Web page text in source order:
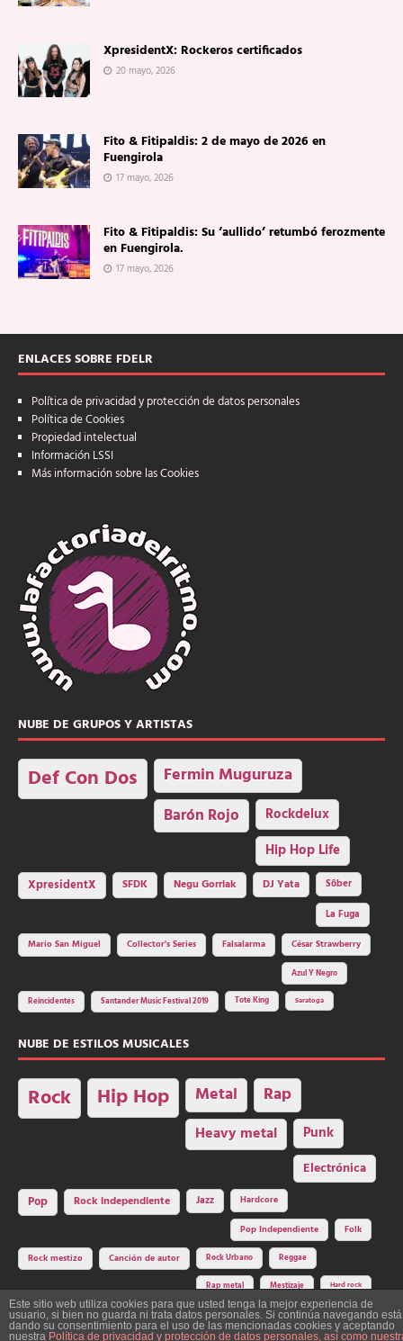
XpresidentX: Rockeros certificados
20 mayo, 2026
Fito & Fitipaldis: 2 de mayo de 2026 en
Fuengirola
17 mayo, 2026
Fito & Fitipaldis: Su ‘aullido’ retumbó ferozmente
en Fuengirola.
17 mayo, 2026
ENLACES SOBRE FDELR
Política de privacidad y protección de datos personales
Política de Cookies
Propiedad intelectual
Información LSSI
Más información sobre las Cookies
NUBE DE GRUPOS Y ARTISTAS
Def Con Dos Fermin Muguruza
Barón Rojo Rockdelux
Hip Hop Life
XpresidentX SFDK Negu Gorriak DJ Yata
Sôber
La Fuga
Mario San Miguel
Collector's Series Falsalarma César Strawberry
Azul Y Negro
Reincidentes Santander Music Festival 2019 Tote King Saratoga
NUBE DE ESTILOS MUSICALES
Rock Hip Hop Metal Rap
Heavy metal Punk
Electrónica
Pop Rock independiente Jazz Hardcore
Pop Independiente Folk
Rock mestizo Canción de autor Rock Urbano Reggae
Rap metal Mestizaje Hard rock
Este sitio web utiliza cookies para que usted tenga la mejor experiencia de
usuario, si bien no guarda ni trata datos personales. Si continúa navegando está
dando su consentimiento para el uso de las mencionadas cookies y aceptando
nuestra Política de privacidad y protección de datos personales, así como